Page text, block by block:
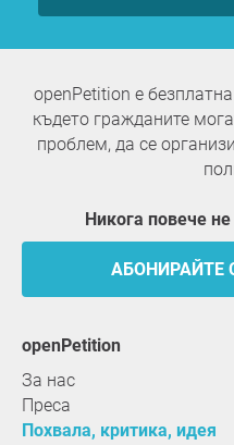
openPetition е
където гражданите
проблем, да се
Никога повече
АБОНИРАЙТЕ
openPetition
За нас
Преса
Похвала, критика, идея